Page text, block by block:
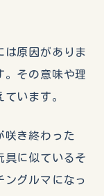
は原因がありま
。その意味や理
います。
咲き終わった
具に似ているそ
ングルマになっ